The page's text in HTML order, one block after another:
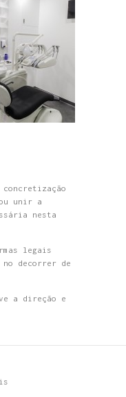
unir a
nesta
legais
no decorrer de
a direção e